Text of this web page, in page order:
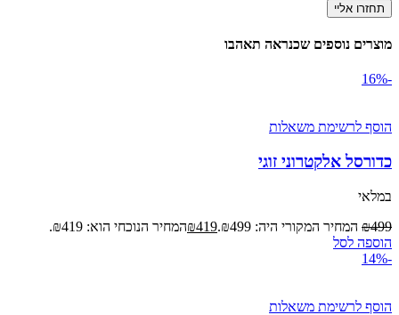
תחזרו אליי
מוצרים נוספים שכנראה תאהבו
-16%
הוסף לרשימת משאלות
כדורסל אלקטרוני זוגי
במלאי
₪499 המחיר המקורי היה: ₪499. ₪419
המחיר הנוכחי הוא: ₪419.
הוספה לסל
-14%
הוסף לרשימת משאלות